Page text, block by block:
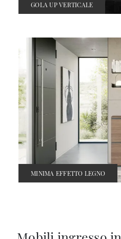
GOLA UP VERTICALE
MINIMA EFFETTO LEGNO